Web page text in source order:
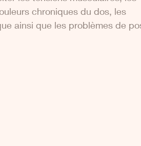
chroniques du dos, les
ainsi que les problèmes de